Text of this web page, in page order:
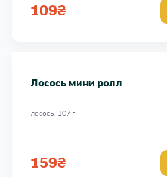
109₴
Лосось мини ролл
лосось, 107 г
159₴